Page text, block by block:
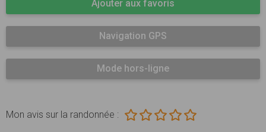
Ajouter aux favoris
Navigation GPS
Mode hors-ligne
Mon avis sur la randonnée :